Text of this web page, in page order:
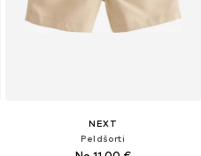
NEXT
Peldšorti